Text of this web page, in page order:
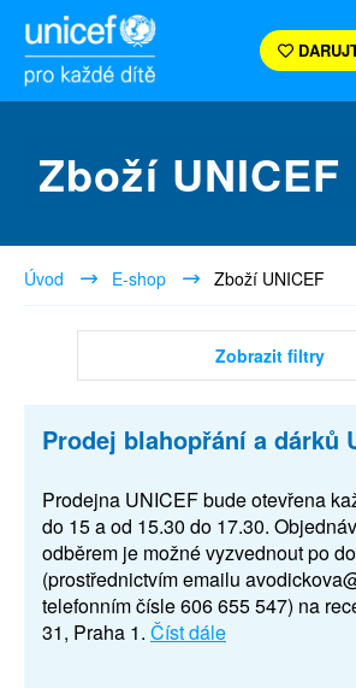
Zboží UNICEF
Úvod E-shop Zboží UNICEF
Zobrazit filtry
Prodej blahopřání a dárků
Prodejna UNICEF bude otevřena
do 15 a od 15.30 do 17.30.
odběrem je možné vyzvednout po
(prostřednictvím emailu
telefonním čísle 606 655 547) na
31, Praha 1. Číst dále